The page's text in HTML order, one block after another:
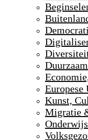
Europese
Kunst,
Migratie